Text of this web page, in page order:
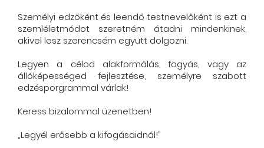
Személyi edzőként és leendő testnevelőként is ezt a
szemléletmódot szeretném átadni mindenkinek,
akivel lesz szerencsém együtt dolgozni.
Legyen a célod alakformálás, fogyás, vagy az
állóképességed fejlesztése, személyre szabott
edzésporgrammal várlak!
Keress bizalommal üzenetben!
„Legyél erősebb a kifogásaidnál!”